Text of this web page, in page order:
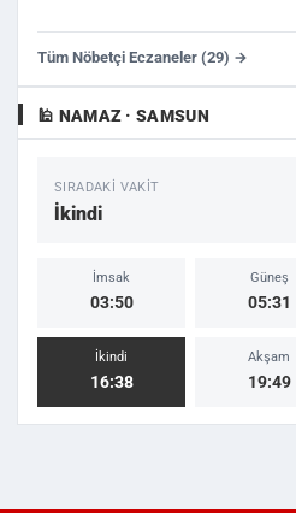
Tüm Nöbetçi Eczaneler (29) →
🕌 NAMAZ · SAMSUN
SIRADAKI VAKIT
İkindi
İmsak
03:50
Güneş
05:31
İkindi
16:38
Akşam
19:49